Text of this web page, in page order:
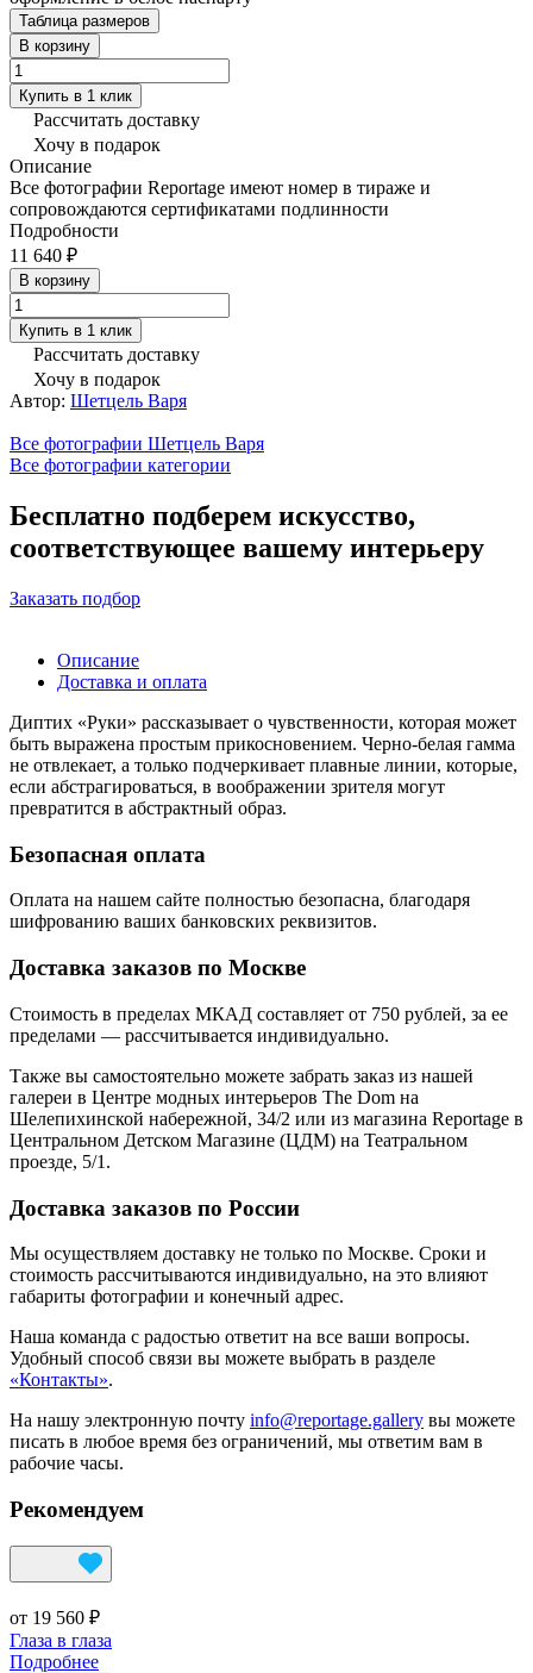
Таблица размеров
В корзину
Купить в 1 клик
Рассчитать доставку
Хочу в подарок
Описание
Все фотографии Reportage имеют номер в тираже и
сопровождаются сертификатами подлинности
Подробности
11 640 ₽
В корзину
Купить в 1 клик
Рассчитать доставку
Хочу в подарок
Автор: Шетцель Варя
Все фотографии Шетцель Варя
Все фотографии категории
Бесплатно подберем искусство,
соответствующее вашему интерьеру
Заказать подбор
Описание
Доставка и оплата
Диптих «Руки» рассказывает о чувственности, которая может
быть выражена простым прикосновением. Черно-белая гамма
не отвлекает, а только подчеркивает плавные линии, которые,
если абстрагироваться, в воображении зрителя могут
превратится в абстрактный образ.
Безопасная оплата
Оплата на нашем сайте полностью безопасна, благодаря
шифрованию ваших банковских реквизитов.
Доставка заказов по Москве
Стоимость в пределах МКАД составляет от 750 рублей, за ее
пределами — рассчитывается индивидуально.
Также вы самостоятельно можете забрать заказ из нашей
галереи в Центре модных интерьеров The Dom на
Шелепихинской набережной, 34/2 или из магазина Reportage в
Центральном Детском Магазине (ЦДМ) на Театральном
проезде, 5/1.
Доставка заказов по России
Мы осуществляем доставку не только по Москве. Сроки и
стоимость рассчитываются индивидуально, на это влияют
габариты фотографии и конечный адрес.
Наша команда с радостью ответит на все ваши вопросы.
Удобный способ связи вы можете выбрать в разделе
«Контакты».
На нашу электронную почту info@reportage.gallery вы можете
писать в любое время без ограничений, мы ответим вам в
рабочие часы.
Рекомендуем
от 19 560 ₽
Глаза в глаза
Подробнее